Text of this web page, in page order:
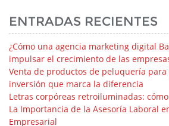
ENTRADAS RECIENTES
¿Cómo una agencia marketing digital
impulsar el crecimiento de las
Venta de productos de peluquería
inversión que marca la diferencia
Letras corpóreas retroiluminadas:
La Importancia de la Asesoría Laboral
Empresarial